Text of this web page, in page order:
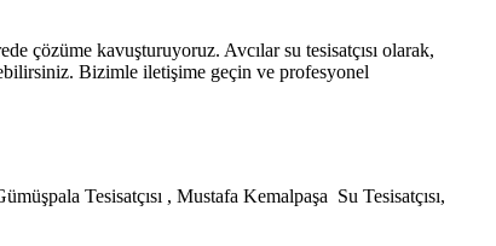
çözüme kavuşturuyoruz. Avcılar su tesisatçısı olarak,
Bizimle iletişime geçin ve profesyonel
Tesisatçısı , Mustafa Kemalpaşa Su Tesisatçısı,